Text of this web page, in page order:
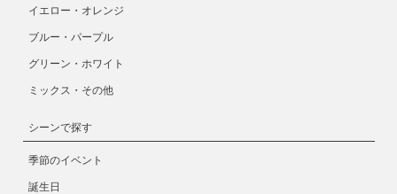
イエロー・オレンジ
ブルー・パープル
グリーン・ホワイト
ミックス・その他
シーンで探す
季節のイベント
誕生日